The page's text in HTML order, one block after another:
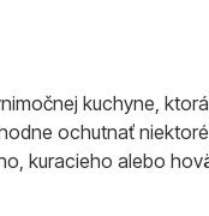
kuchyne,
ochutnať
kuracieho alebo